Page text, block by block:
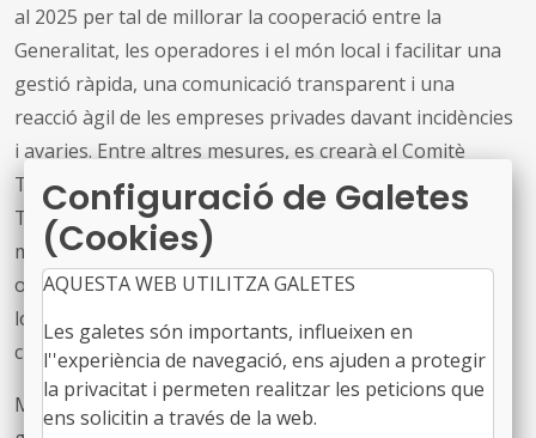
al 2025 per tal de millorar la cooperació entre la
Generalitat, les operadores i el món local i facilitar una
gestió ràpida, una comunicació transparent i una
reacció àgil de les empreses privades davant incidències
i avaries. Entre altres mesures, es crearà el Comitè
Tècnic de Seguiment d’Incidències de serveis de
Telecomunicacions a Catalunya, es revisaran els
mecanismes de contacte dels ajuntaments amb les
operadores, es faran materials de difusió per al món
local i es definirà un protocol de classificació de la
criticitat de les incidències.
Marc Solsona, que va estar acompanyat pel secretari
Configuració de Galetes
(Cookies)
AQUESTA WEB UTILITZA GALETES
Les galetes són importants, influeixen en
l''experiència de navegació, ens ajuden a protegir
la privacitat i permeten realitzar les peticions que
ens solicitin a través de la web.